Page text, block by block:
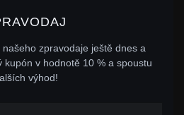
zpravodaje ještě dnes a
v hodnotě 10 % a spoustu
výhod!